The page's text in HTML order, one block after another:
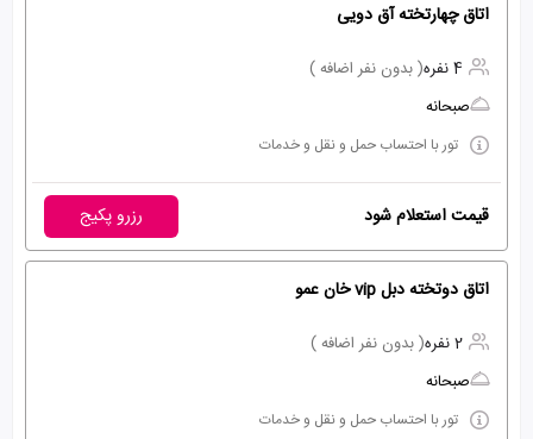
اتاق چهارتخته آق دویی
4 نفره
( بدون نفر اضافه )
صبحانه
تور با احتساب حمل و نقل و خدمات
قیمت استعلام شود رزرو پکیج
اتاق دوتخته دبل vip خان عمو
2 نفره
( بدون نفر اضافه )
صبحانه
تور با احتساب حمل و نقل و خدمات